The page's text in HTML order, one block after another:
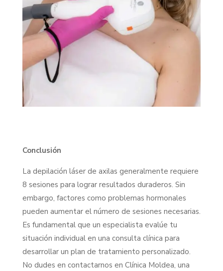
Conclusión
La depilación láser de axilas generalmente requiere
8 sesiones para lograr resultados duraderos. Sin
embargo, factores como problemas hormonales
pueden aumentar el número de sesiones necesarias.
Es fundamental que un especialista evalúe tu
situación individual en una consulta clínica para
desarrollar un plan de tratamiento personalizado.
No dudes en contactarnos en Clínica Moldea, una